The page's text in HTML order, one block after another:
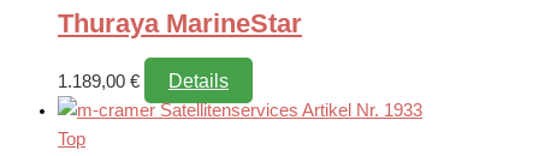
Thuraya MarineStar
1.189,00 € Details
Top